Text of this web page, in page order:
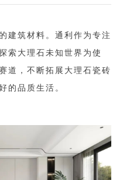
的 建 筑材料 。 通 利 作 为 专注
索 大理 石 未知 世界 为 使
道 ， 不 断拓 展 大理 石 瓷砖
的 品 质生 活 。